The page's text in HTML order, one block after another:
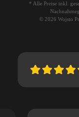
* Alle Preise inkl.
© 2026 Wojsto